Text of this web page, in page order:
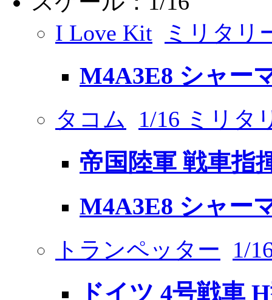
I Love Kit
ミリタリ
M4A3E8 シャー
タコム 1/16 ミリタ
帝国陸軍 戦車指
M4A3E8 シャー
トランペッター 1/
ドイツ 4号戦車